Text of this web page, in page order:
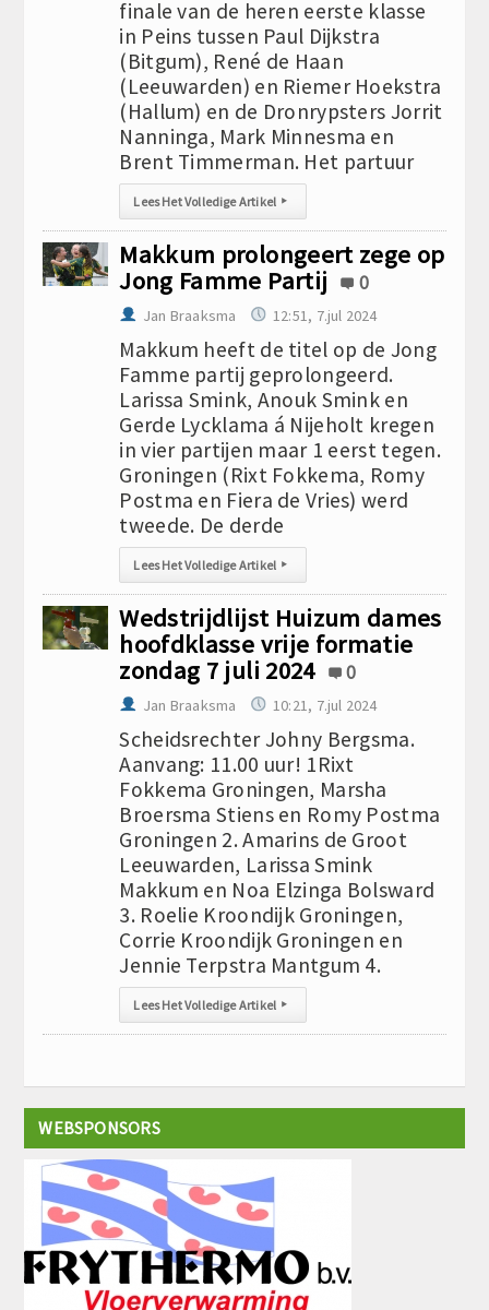
finale van de heren eerste klasse
in Peins tussen Paul Dijkstra
(Bitgum), René de Haan
(Leeuwarden) en Riemer Hoekstra
(Hallum) en de Dronrypsters Jorrit
Nanninga, Mark Minnesma en
Brent Timmerman. Het partuur
Lees Het Volledige Artikel ▸
Makkum prolongeert zege op
Jong Famme Partij
0
Jan Braaksma 12:51, 7.jul 2024
Makkum heeft de titel op de Jong
Famme partij geprolongeerd.
Larissa Smink, Anouk Smink en
Gerde Lycklama á Nijeholt kregen
in vier partijen maar 1 eerst tegen.
Groningen (Rixt Fokkema, Romy
Postma en Fiera de Vries) werd
tweede. De derde
Lees Het Volledige Artikel ▸
Wedstrijdlijst Huizum dames
hoofdklasse vrije formatie
zondag 7 juli 2024
0
Jan Braaksma 10:21, 7.jul 2024
Scheidsrechter Johny Bergsma.
Aanvang: 11.00 uur! 1Rixt
Fokkema Groningen, Marsha
Broersma Stiens en Romy Postma
Groningen 2. Amarins de Groot
Leeuwarden, Larissa Smink
Makkum en Noa Elzinga Bolsward
3. Roelie Kroondijk Groningen,
Corrie Kroondijk Groningen en
Jennie Terpstra Mantgum 4.
Lees Het Volledige Artikel ▸
WEBSPONSORS